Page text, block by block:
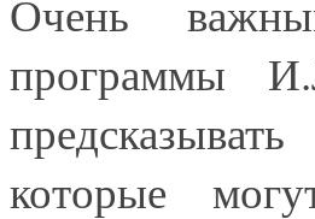
Очень
программы
которые